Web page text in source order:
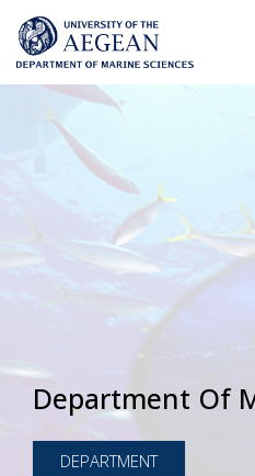
Department Of
DEPARTMENT